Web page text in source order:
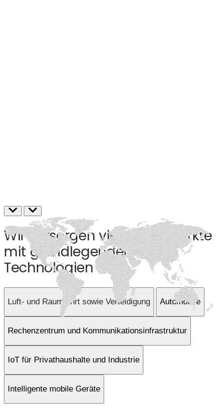
Wir versorgen vielfältige Märkte
mit grundlegenden
Technologien
Luft- und Raumfahrt sowie Verteidigung Automotive
Rechenzentrum und Kommunikationsinfrastruktur
IoT für Privathaushalte und Industrie
Intelligente mobile Geräte